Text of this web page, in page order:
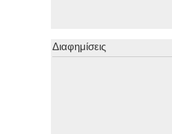
Διαφημίσεις